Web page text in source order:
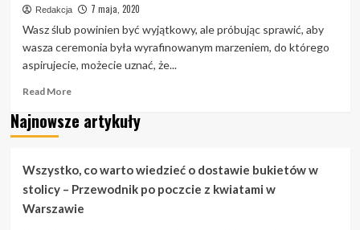
Redakcja 7 maja, 2020
Wasz ślub powinien być wyjątkowy, ale próbując sprawić, aby
wasza ceremonia była wyrafinowanym marzeniem, do którego
aspirujecie, możecie uznać, że...
Read MoreRead
about
Wymiana
sztuczki
dotyczące
Najnowsze artykuły
Wszystko, co warto wiedzieć o dostawie bukietów w
stolicy – Przewodnik po poczcie z kwiatami w
Warszawie